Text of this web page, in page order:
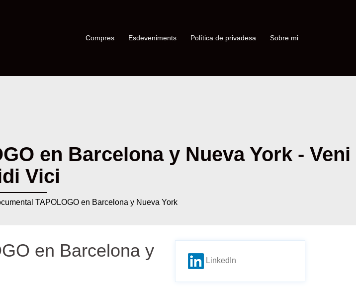
Compres Esdeveniments Política de privadesa Sobre mi
en Barcelona y Nueva York - Veni
Vici
TAPOLOGO en Barcelona y Nueva York
en Barcelona y
LinkedIn